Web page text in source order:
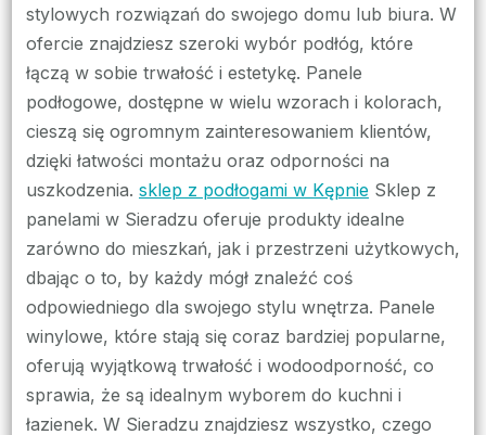
stylowych rozwiązań do swojego domu lub biura. W
ofercie znajdziesz szeroki wybór podłóg, które
łączą w sobie trwałość i estetykę. Panele
podłogowe, dostępne w wielu wzorach i kolorach,
cieszą się ogromnym zainteresowaniem klientów,
dzięki łatwości montażu oraz odporności na
uszkodzenia. sklep z podłogami w KępnieSklep z
panelami w Sieradzu oferuje produkty idealne
zarówno do mieszkań, jak i przestrzeni użytkowych,
dbając o to, by każdy mógł znaleźć coś
odpowiedniego dla swojego stylu wnętrza. Panele
winylowe, które stają się coraz bardziej popularne,
oferują wyjątkową trwałość i wodoodporność, co
sprawia, że są idealnym wyborem do kuchni i
łazienek. W Sieradzu znajdziesz wszystko, czego